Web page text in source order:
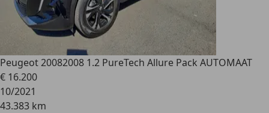
Peugeot 20082008 1.2 PureTech Allure Pack AUTOMAAT
€ 16.200
10/2021
43.383 km